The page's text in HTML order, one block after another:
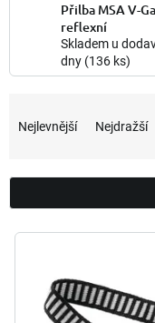
Přilba MSA V-
reflexní
Skladem u
dny (136 ks)
n
í
r
Nejlevnější Nejdražší
V